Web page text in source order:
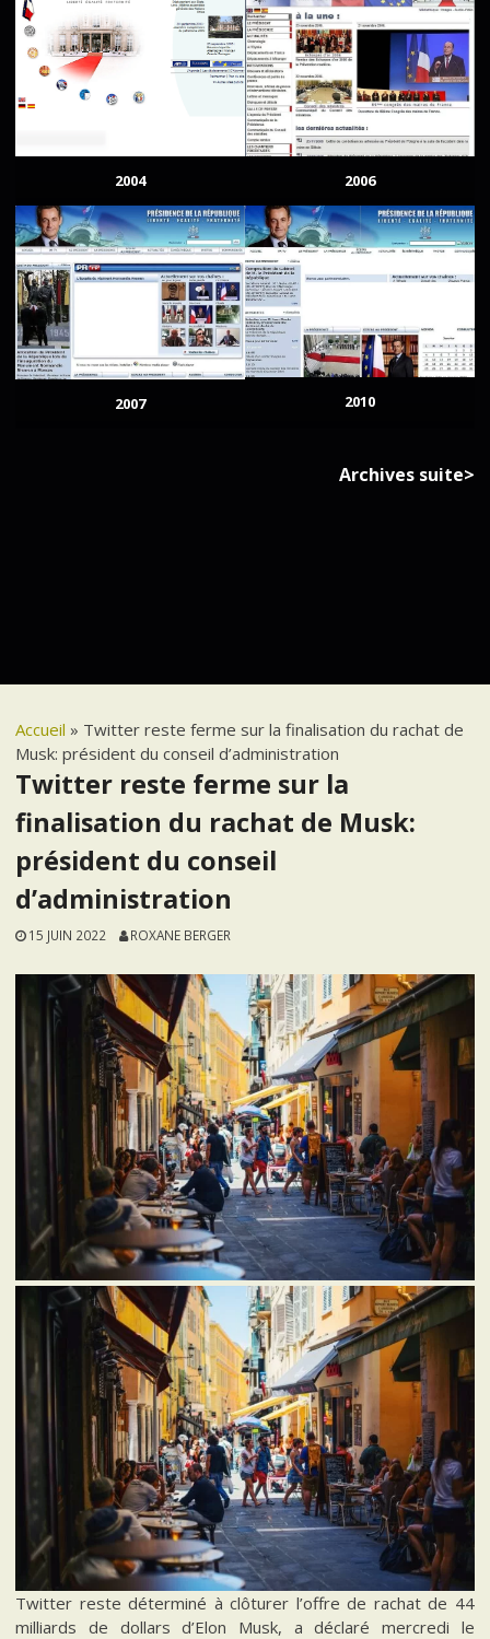
2004 2006
2007 2010
Archives suite>
Accueil » Twitter reste ferme sur la finalisation du rachat de
Musk: président du conseil d’administration
Twitter reste ferme sur la
finalisation du rachat de Musk:
président du conseil
d’administration
15 JUIN 2022 ROXANE BERGER
Twitter reste déterminé à clôturer l’offre de rachat de 44
milliards de dollars d’Elon Musk, a déclaré mercredi le